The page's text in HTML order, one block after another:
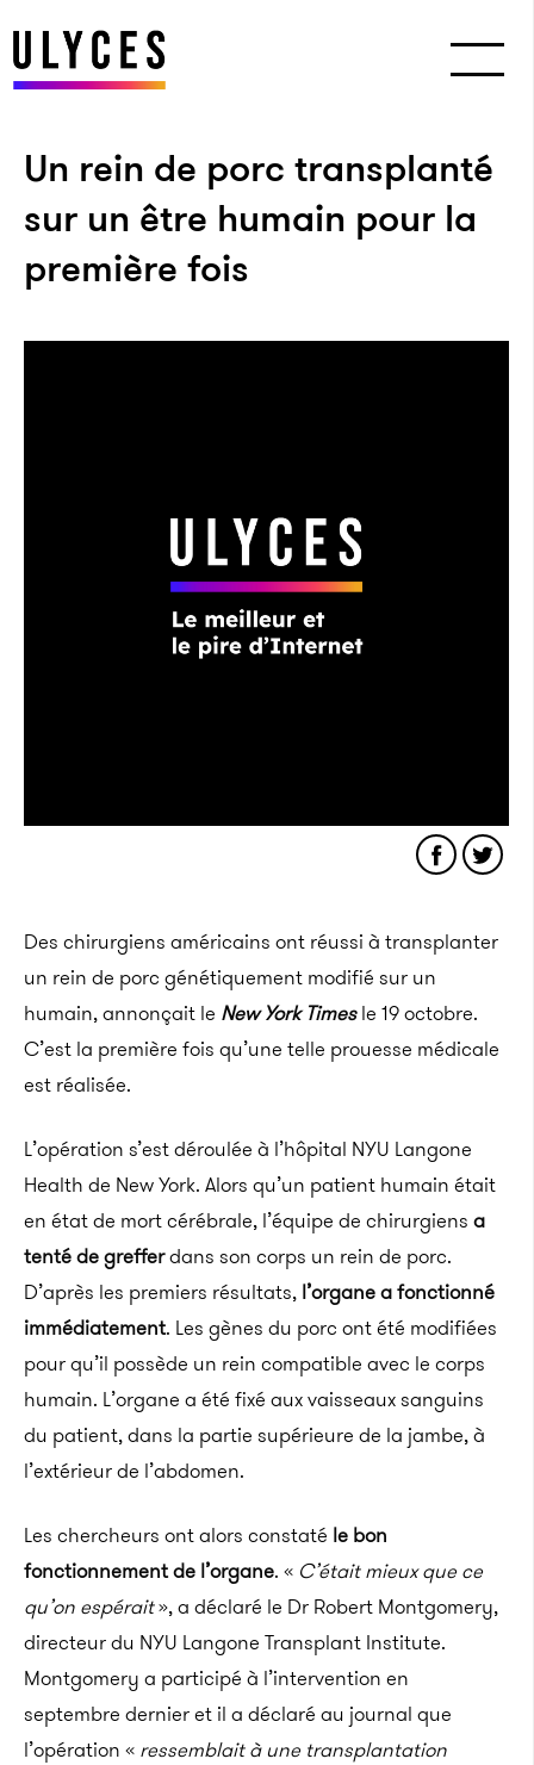
Un rein de porc transplanté
sur un être humain pour la
première fois
Des chirurgiens américains ont réussi à transplanter
un rein de porc génétiquement modifié sur un
humain, annonçait le New YorkTimesle 19 octobre.
C’est la première fois qu’une telle prouesse médicale
est réalisée.
L’opération s’est déroulée à l’hôpital NYU Langone
Health de New York. Alors qu’un patient humain était
en état de mort cérébrale, l’équipe de chirurgiens a
tenté de grefferdans son corps un rein de porc.
D’après les premiers résultats, l’organe a fonctionné
immédiatement. Les gènes du porc ont été modifiées
pour qu’il possède un rein compatible avec le corps
humain. L’organe a été fixé aux vaisseaux sanguins
du patient, dans la partie supérieure de la jambe, à
l’extérieur de l’abdomen.
Les chercheurs ont alors constaté le bon
fonctionnement de l’organe. « C’était mieux que ce
qu’on espérait»,a déclaré le Dr Robert Montgomery,
directeur du NYU Langone Transplant Institute.
Montgomery a participé à l’intervention en
septembre dernier et il a déclaré au journal que
l’opération « ressemblait à une transplantation